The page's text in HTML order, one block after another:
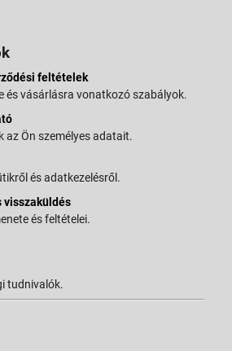
feltételek
és vásárlásra vonatkozó szabályok.
az Ön személyes adatait.
és adatkezelésről.
visszaküldés
és feltételei.
tudnivalók.